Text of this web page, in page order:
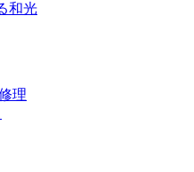
和光
理